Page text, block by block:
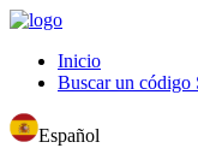
Inicio
Buscar un código
Español